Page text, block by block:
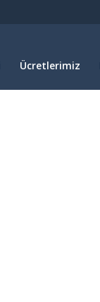
Ücretlerimiz